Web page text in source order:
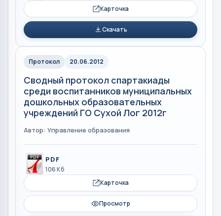
Карточка
Скачать
Протокол 20.06.2012
Сводный протокол спартакиады
среди воспитанников муниципальных
дошкольных образовательных
учреждений ГО Сухой Лог 2012г
Автор: Управление образования
PDF
106 Кб
Карточка
Просмотр